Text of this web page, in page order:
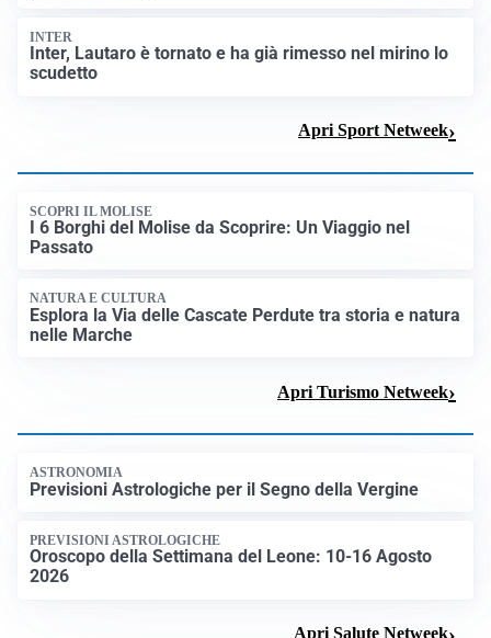
INTER
Inter, Lautaro è tornato e ha già rimesso nel mirino lo
scudetto
Apri Sport Netweek
SCOPRI IL MOLISE
I 6 Borghi del Molise da Scoprire: Un Viaggio nel
Passato
NATURA E CULTURA
Esplora la Via delle Cascate Perdute tra storia e natura
nelle Marche
Apri Turismo Netweek
ASTRONOMIA
Previsioni Astrologiche per il Segno della Vergine
PREVISIONI ASTROLOGICHE
Oroscopo della Settimana del Leone: 10-16 Agosto
2026
Apri Salute Netweek